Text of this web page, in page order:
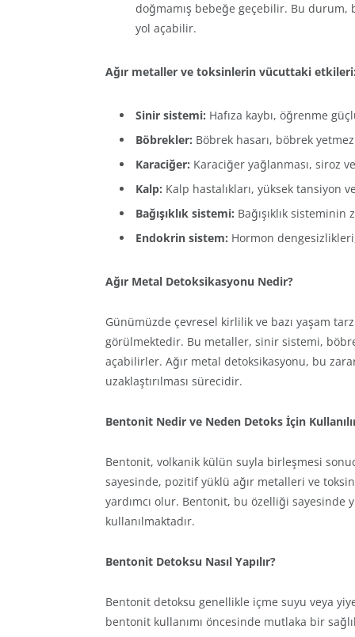
doğmamış bebeğe geçebilir. Bu
yol açabilir.
Ağır metaller ve toksinlerin vücuttaki
Sinir sistemi: Hafıza kaybı, öğrenme
Böbrekler: Böbrek hasarı, böbrek
Karaciğer: Karaciğer yağlanması, siroz
Kalp: Kalp hastalıkları, yüksek tansiyon
Bağışıklık sistemi: Bağışıklık sisteminin
Endokrin sistem: Hormon
Ağır Metal Detoksikasyonu Nedir?
Günümüzde çevresel kirlilik ve bazı yaşam
görülmektedir. Bu metaller, sinir sistemi,
açabilirler. Ağır metal detoksikasyonu, bu
uzaklaştırılması sürecidir.
Bentonit Nedir ve Neden Detoks İçin
Bentonit, volkanik külün suyla birleşmesi
sayesinde, pozitif yüklü ağır metalleri ve
yardımcı olur. Bentonit, bu özelliği sayesinde
kullanılmaktadır.
Bentonit Detoksu Nasıl Yapılır?
Bentonit detoksu genellikle içme suyu veya
bentonit kullanımı öncesinde mutlaka bir